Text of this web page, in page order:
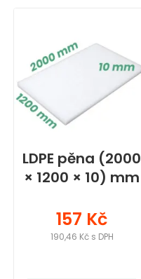
LDPE pěna (2000
× 1200 × 10) mm
157 Kč
190,46 Kč s DPH